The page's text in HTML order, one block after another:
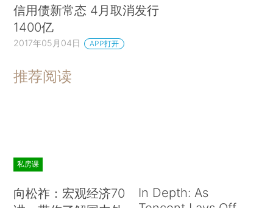
信用债新常态 4月取消发行
1400亿
2017年05月04日 APP打开
推荐阅读
私房课
向松祚：宏观经济70
In Depth: As